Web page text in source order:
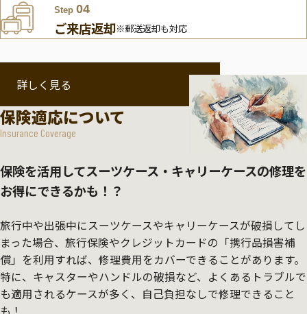
Step 04
ご来店返却※郵送返却も対応
詳しく見る
保険適応について
Insurance Coverage
保険を活用してスーツケース・キャリーケースの修理を
お得にできるかも！？
旅行中や出張中にスーツケースやキャリーケースが破損してし
まった場合、旅行保険やクレジットカードの「携行品損害補
償」を利用すれば、修理費用をカバーできることがあります。
特に、キャスターやハンドルの破損など、よくあるトラブルで
も適用されるケースが多く、自己負担なしで修理できること